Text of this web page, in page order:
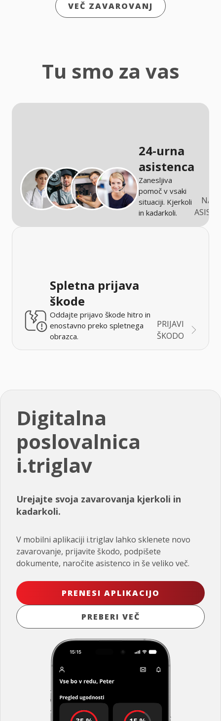
VEČ ZAVAROVANJ
Tu smo za vas
24-urna
asistenca
Zanesljiva
pomoč v vsaki
situaciji. Kjerkoli
in kadarkoli.
Spletna prijava
škode
Oddajte prijavo škode hitro in
enostavno preko spletnega
obrazca.
PRIJAVI
ŠKODO
Digitalna
poslovalnica
i.triglav
Urejajte svoja zavarovanja kjerkoli in
kadarkoli.
V mobilni aplikaciji i.triglav lahko sklenete novo
zavarovanje, prijavite škodo, podpišete
dokumente, naročite asistenco in še veliko več.
PRENESI APLIKACIJO
PREBERI VEČ